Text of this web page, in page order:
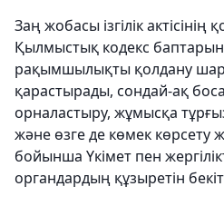
Заң жобасы ізгілік
Қылмыстық кодекс
рақымшылықты қолдану
қарастырады, сондай-ақ
орналастыру, жұмысқа
және өзге де көмек көрсету
бойынша Үкімет пен
органдардың құзыретін